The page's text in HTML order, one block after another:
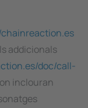
addicionals
doc/call-
inclouran